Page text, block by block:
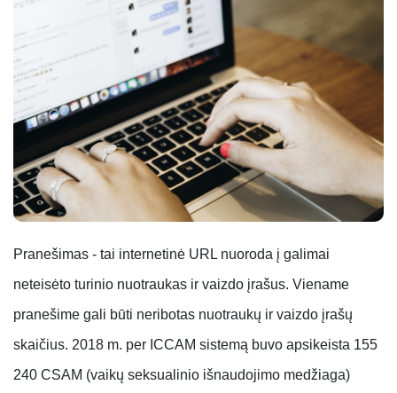
Pranešimas - tai internetinė URL nuoroda į galimai
neteisėto turinio nuotraukas ir vaizdo įrašus. Viename
pranešime gali būti neribotas nuotraukų ir vaizdo įrašų
skaičius. 2018 m. per ICCAM sistemą buvo apsikeista 155
240 CSAM (vaikų seksualinio išnaudojimo medžiaga)